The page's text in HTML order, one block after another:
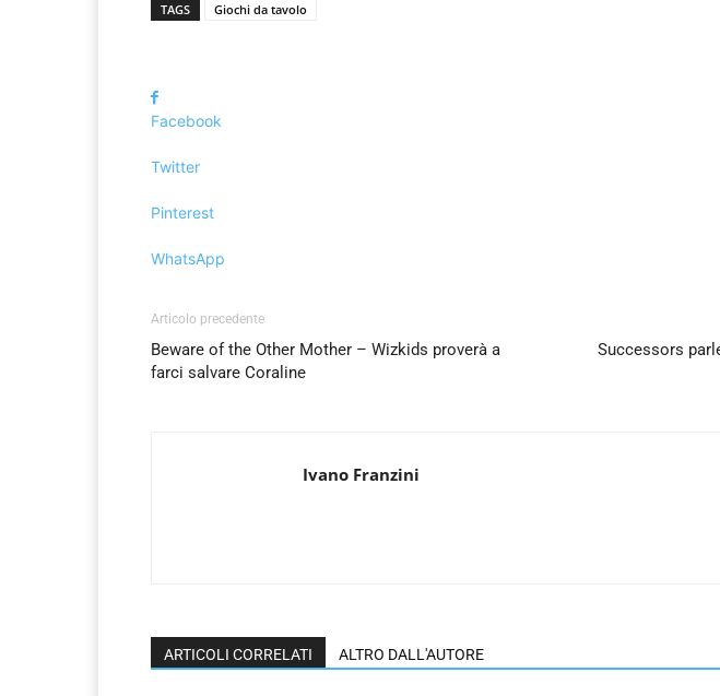
TAGS Giochi da tavolo
Facebook
Twitter
Pinterest
WhatsApp
Articolo precedente
Beware of the Other Mother – Wizkids proverà a
farci salvare Coraline
Successors
Ivano Franzini
ARTICOLI CORRELATI ALTRO DALL'AUTORE